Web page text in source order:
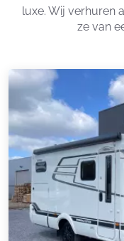
luxe. Wij verhuren
ze van